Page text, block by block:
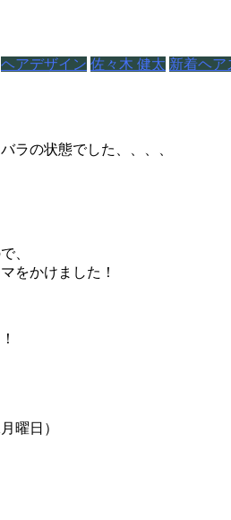
ヘアデザイン 佐々木 健太 新着ヘア
ラの状態でした、、、、
、
をかけました！
曜日）